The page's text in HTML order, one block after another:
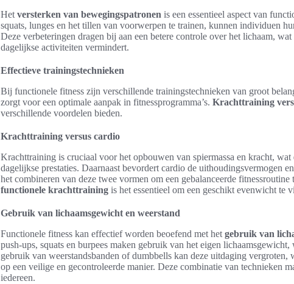
Het versterken van bewegingspatronen is een essentieel aspect van
squats, lunges en het tillen van voorwerpen te trainen, kunnen individuen
Deze verbeteringen dragen bij aan een betere controle over het lichaam,
dagelijkse activiteiten vermindert.
Effectieve trainingstechnieken
Bij functionele fitness zijn verschillende trainingstechnieken van groot
zorgt voor een optimale aanpak in fitnessprogramma’s. Krachttraining
verschillende voordelen bieden.
Krachttraining versus cardio
Krachttraining is cruciaal voor het opbouwen van spiermassa en kracht,
dagelijkse prestaties. Daarnaast bevordert cardio de uithoudingsvermogen
het combineren van deze twee vormen om een gebalanceerde fitnessroutine
functionele krachttraining is het essentieel om een geschikt evenwicht te
Gebruik van lichaamsgewicht en weerstand
Functionele fitness kan effectief worden beoefend met het gebruik van
push-ups, squats en burpees maken gebruik van het eigen
gebruik van weerstandsbanden of dumbbells kan deze uitdaging vergroten,
op een veilige en gecontroleerde manier. Deze combinatie van technieken
iedereen.